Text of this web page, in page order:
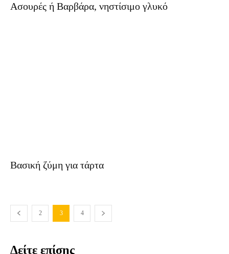
Ασουρές ή Βαρβάρα, νηστίσιμο γλυκό
Βασική ζύμη για τάρτα
2 3 4
Δείτε επίσης